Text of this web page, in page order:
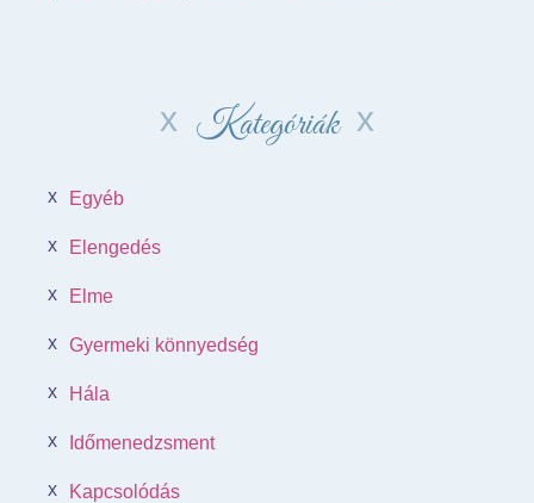
Kategóriák
Egyéb
Elengedés
Elme
Gyermeki könnyedség
Hála
Időmenedzsment
Kapcsolódás